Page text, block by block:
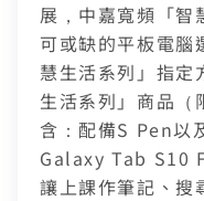
展，中嘉寬頻「智
可或缺的平板電腦
慧生活系列」指
生活系列」商品（
含：配備S Pen以
Galaxy Tab S10
讓上課作筆記、搜